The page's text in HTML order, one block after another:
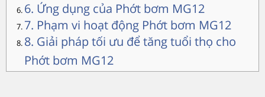
6. Ứng dụng của Phớt bơm MG12
7. Phạm vi hoạt động Phớt bơm MG12
8. Giải pháp tối ưu để tăng tuổi thọ cho
Phớt bơm MG12